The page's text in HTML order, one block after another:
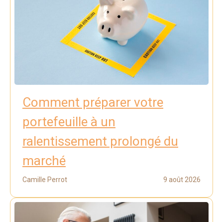
Comment préparer votre
portefeuille à un
ralentissement prolongé du
marché
Camille Perrot 9 août 2026